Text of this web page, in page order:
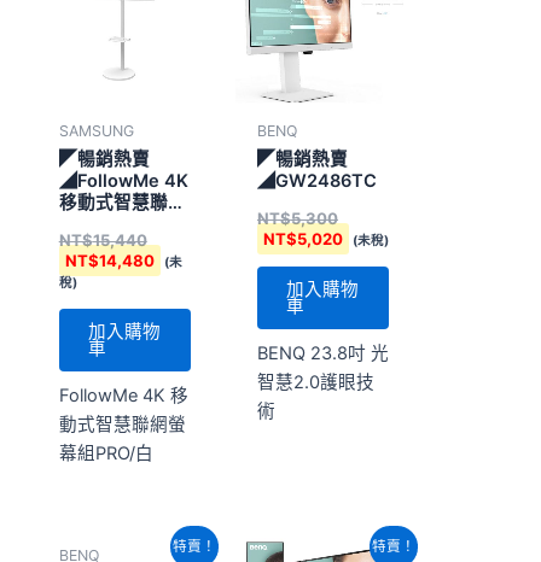
SAMSUNG
◤暢銷熱賣
◢FollowMe 4K
移動式智慧聯網
NT$15,440
NT$15,440。
NT$14,480
NT$14,480。
(未
稅)
加入購物
車
FollowMe 4K 移
動式智慧聯網螢
幕組PRO/白
BENQ
◤暢銷熱賣
◢GW2486TC
NT$5,300
NT$5,300。
NT$5,020
NT$5,020。
(未稅)
加入購物
車
BENQ 23.8吋 光
智慧2.0護眼技
術
特賣！
BENQ
特賣！